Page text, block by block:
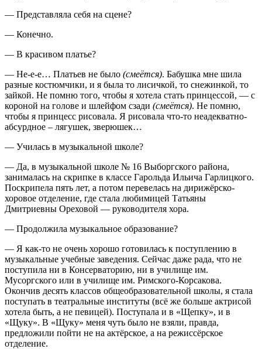
— Представляла себя на сцене?
— Конечно.
— В красивом платье?
— Не-е-е… Платьев не было (смеётся). Бабушка мне шила
разные костюмчики, и я была то лисичкой, то снежинкой, то
зайкой. Не помню того, чтобы я хотела стать принцессой, — с
короной на голове и шлейфом сзади (смеётся). Не помню,
чтобы я принцесс рисовала. Я рисовала что-то неадекватно-
абсурдное – лягушек, зверюшек…
— Училась в музыкальной школе?
— Да, в музыкальной школе № 16 Выборгского района,
занималась на скрипке в классе Гарольда Ильича Гарлицкого.
Поскрипела пять лет, а потом перевелась на дирижёрско-
хоровое отделение, где стала любимицей Татьяны
Дмитриевны Ореховой — руководителя хора.
— Продолжила музыкальное образование?
— Я как-то не очень хорошо готовилась к поступлению в
музыкальные учебные заведения. Сейчас даже рада, что не
поступила ни в Консерваторию, ни в училище им.
Мусоргского или в училище им. Римского-Корсакова.
Окончив десять классов общеобразовательной школы, я стала
поступать в театральные институты (всё же больше актрисой
хотела быть, а не певицей). Поступала и в «Щепку», и в
«Щуку». В «Щуку» меня чуть было не взяли, правда,
предложили пойти не на актёрское, а на режиссёрское
отделение.